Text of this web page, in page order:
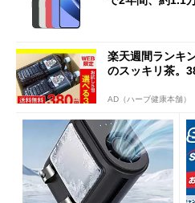
楽天週間ランキ
のスッキリ茶。
AD（ハーブ健康本舗）